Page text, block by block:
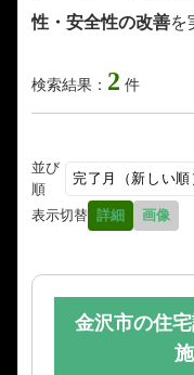
性・安全性の改善を
検索結果： 2 件
並び
順
表示切替 詳細 画像
金沢市の住